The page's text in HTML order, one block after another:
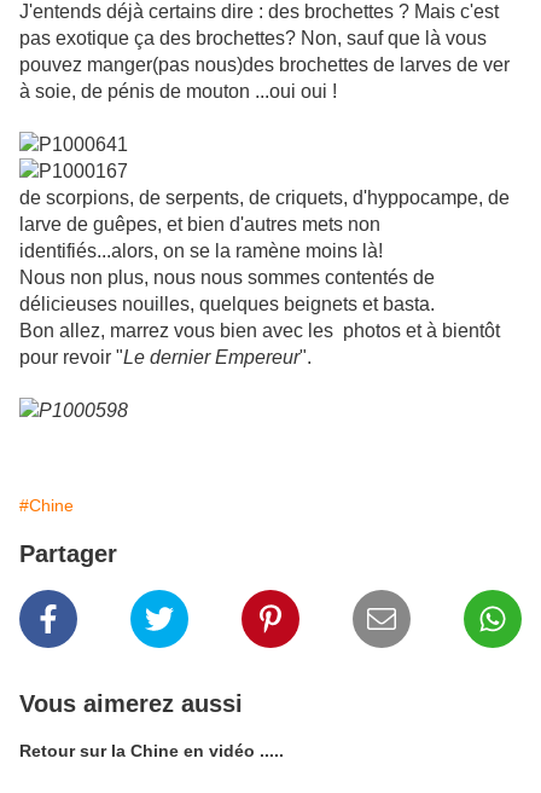
J'entends déjà certains dire : des brochettes ? Mais c'est
pas exotique ça des brochettes? Non, sauf que là vous
pouvez manger(pas nous)des brochettes de larves de ver
à soie, de pénis de mouton ...oui oui !
de scorpions, de serpents, de criquets, d'hyppocampe, de
larve de guêpes, et bien d'autres mets non
identifiés...alors, on se la ramène moins là!
Nous non plus, nous nous sommes contentés de
délicieuses nouilles, quelques beignets et basta.
Bon allez, marrez vous bien avec les photos et à bientôt
pour revoir "Le dernier Empereur".
#Chine
Partager
Vous aimerez aussi
Retour sur la Chine en vidéo .....